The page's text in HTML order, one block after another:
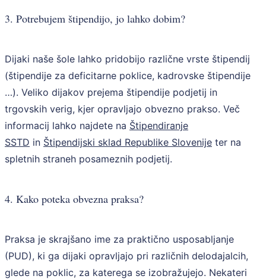
3. Potrebujem štipendijo, jo lahko dobim?
Dijaki naše šole lahko pridobijo različne vrste štipendij
(štipendije za deficitarne poklice, kadrovske štipendije
…). Veliko dijakov prejema štipendije podjetij in
trgovskih verig, kjer opravljajo obvezno prakso. Več
informacij lahko najdete na Štipendiranje
SSTD in Štipendijski sklad Republike Slovenije ter na
spletnih straneh posameznih podjetij.
4. Kako poteka obvezna praksa?
Praksa je skrajšano ime za praktično usposabljanje
(PUD), ki ga dijaki opravljajo pri različnih delodajalcih,
glede na poklic, za katerega se izobražujejo. Nekateri